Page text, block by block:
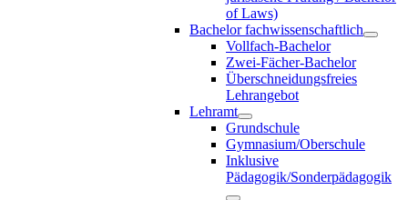
of Laws)
Bachelor fachwissenschaftlich
Vollfach-Bachelor
Zwei-Fächer-Bachelor
Überschneidungsfreies
Lehrangebot
Lehramt
Grundschule
Gymnasium/Oberschule
Inklusive
Pädagogik/Sonderpädagogik